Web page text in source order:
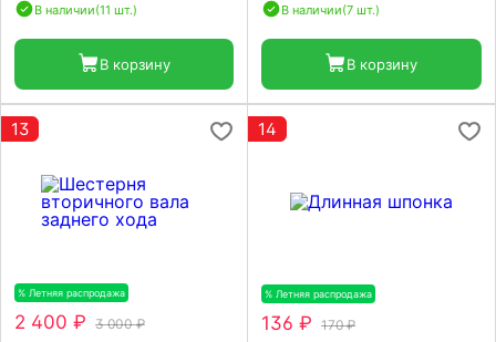
В наличии(11 шт.)
В корзину
В наличии(7 шт.)
В корзину
13
% Летняя распродажа
2 400 ₽ 3 000 ₽
14
% Летняя распродажа
136 ₽ 170 ₽